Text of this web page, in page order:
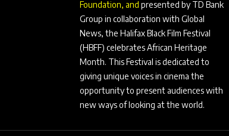
Foundation, and presented by TD Bank
Group in collaboration with Global
News, the Halifax Black Film Festival
(HBFF) celebrates African Heritage
Month. This Festival is dedicated to
giving unique voices in cinema the
opportunity to present audiences with
new ways of looking at the world.